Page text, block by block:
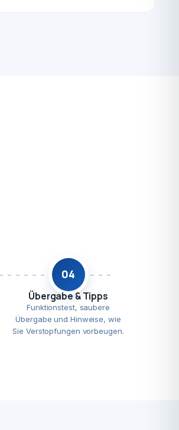
04
Übergabe & Tipps
Funktionstest, saubere
Übergabe und Hinweise, wie
Sie Verstopfungen vorbeugen.